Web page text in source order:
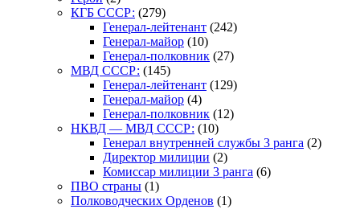
КГБ СССР: (279)
Генерал-лейтенант (242)
Генерал-майор (10)
Генерал-полковник (27)
МВД СССР: (145)
Генерал-лейтенант (129)
Генерал-майор (4)
Генерал-полковник (12)
НКВД — МВД СССР: (10)
Генерал внутренней службы 3 ранга (2)
Директор милиции (2)
Комиссар милиции 3 ранга (6)
ПВО страны (1)
Полководческих Орденов (1)